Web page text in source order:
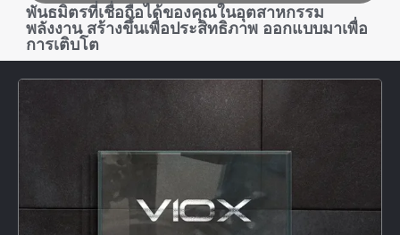
พันธมิตรที่เชื่อถือได้ของคุณในอุตสาหกรรม
พลังงาน สร้างขึ้นเพื่อประสิทธิภาพ ออกแบบมาเพื่อ
การเติบโต